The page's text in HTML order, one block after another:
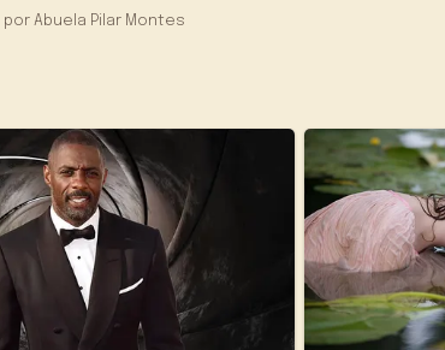
por Abuela Pilar Montes